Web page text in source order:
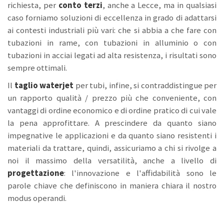
richiesta, per conto terzi, anche a Lecce, ma in qualsiasi
caso forniamo soluzioni di eccellenza in grado di adattarsi
ai contesti industriali più vari: che si abbia a che fare con
tubazioni in rame, con tubazioni in alluminio o con
tubazioni in acciai legati ad alta resistenza, i risultati sono
sempre ottimali.
Il taglio waterjet per tubi, infine, si contraddistingue per
un rapporto qualità / prezzo più che conveniente, con
vantaggi di ordine economico e di ordine pratico di cui vale
la pena approfittare. A prescindere da quanto siano
impegnative le applicazioni e da quanto siano resistenti i
materiali da trattare, quindi, assicuriamo a chi si rivolge a
noi il massimo della versatilità, anche a livello di
progettazione: l'innovazione e l'affidabilità sono le
parole chiave che definiscono in maniera chiara il nostro
modus operandi.